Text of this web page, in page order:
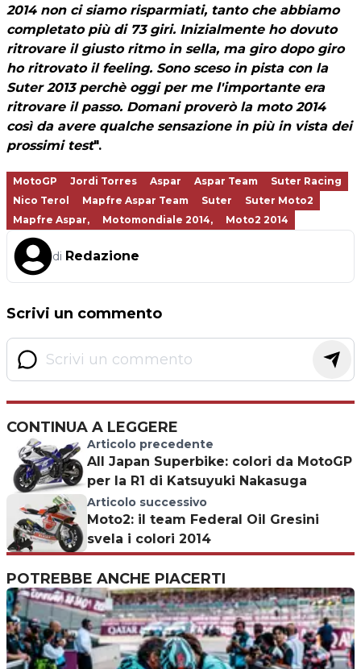
2014 non ci siamo risparmiati, tanto che abbiamo
completato più di 73 giri. Inizialmente ho dovuto
ritrovare il giusto ritmo in sella, ma giro dopo giro
ho ritrovato il feeling. Sono sceso in pista con la
Suter 2013 perchè oggi per me l'importante era
ritrovare il passo. Domani proverò la moto 2014
così da avere qualche sensazione in più in vista dei
prossimi test".
MotoGP Jordi Torres Aspar Aspar Team
Suter Racing
Nico Terol
Mapfre Aspar Team Suter
Suter Moto2
Mapfre Aspar,
Motomondiale 2014, Moto2 2014
di Redazione
Scrivi un commento
CONTINUA A LEGGERE
Articolo precedente
All Japan Superbike: colori da MotoGP
per la R1 di Katsuyuki Nakasuga
Articolo successivo
Moto2: il team Federal Oil Gresini
svela i colori 2014
POTREBBE ANCHE PIACERTI